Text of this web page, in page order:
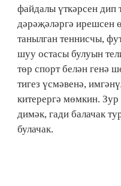
файдалы үткәрсен дип
дәрәҗәләргә ирешсен
танылган теннисчы,
шуу остасы булуын
төр спорт белән генә
тигез үсмәвенә,
китерергә мөмкин. Зур
димәк, гади балачак
булачак.